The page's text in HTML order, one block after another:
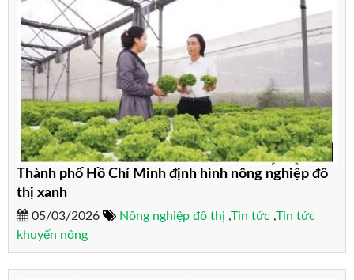
Thành phố Hồ Chí Minh định hình nông nghiệp đô
thị xanh
05/03/2026 Nông nghiệp đô thị ,Tin tức ,Tin tức
khuyến nông